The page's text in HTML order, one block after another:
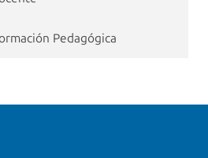
Pedagógica